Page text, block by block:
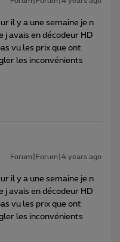
il y a une semaine je n
j avais en décodeur HD
vu les prix que ont
les inconvénients
Forum|Forum|4 years ago
il y a une semaine je n
j avais en décodeur HD
vu les prix que ont
les inconvénients